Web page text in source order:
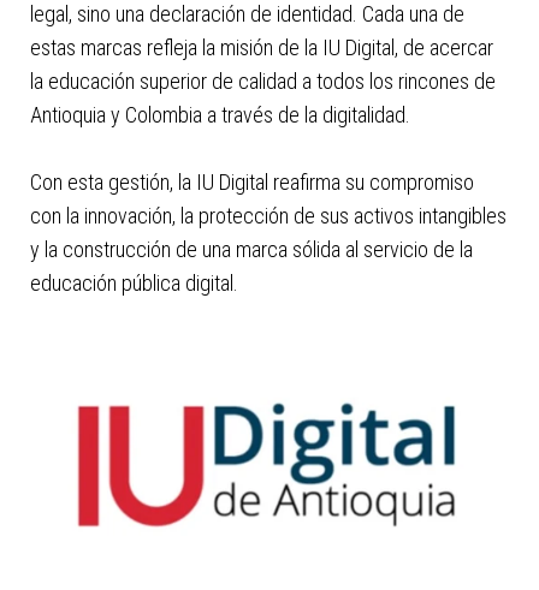
legal, sino una declaración de identidad. Cada una de
estas marcas refleja la misión de la IU Digital, de acercar
la educación superior de calidad a todos los rincones de
Antioquia y Colombia a través de la digitalidad.
Con esta gestión, la IU Digital reafirma su compromiso
con la innovación, la protección de sus activos intangibles
y la construcción de una marca sólida al servicio de la
educación pública digital.